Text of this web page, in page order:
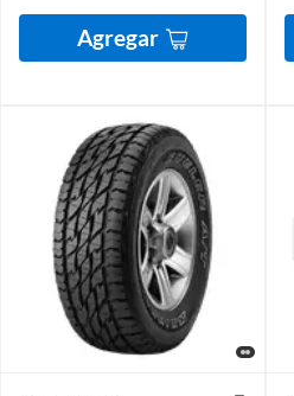
Agregar